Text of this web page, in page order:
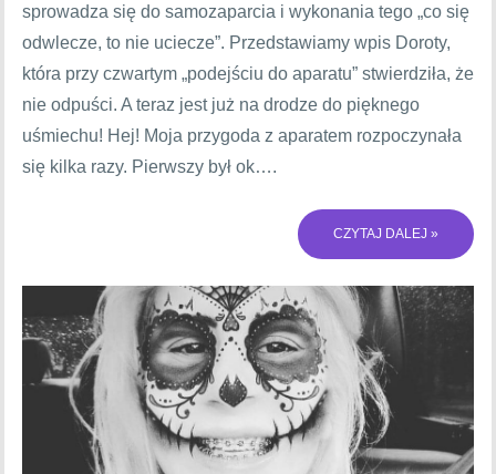
sprowadza się do samozaparcia i wykonania tego „co się
odwlecze, to nie uciecze”. Przedstawiamy wpis Doroty,
która przy czwartym „podejściu do aparatu” stwierdziła, że
nie odpuści. A teraz jest już na drodze do pięknego
uśmiechu! Hej! Moja przygoda z aparatem rozpoczynała
się kilka razy. Pierwszy był ok….
CZYTAJ DALEJ »